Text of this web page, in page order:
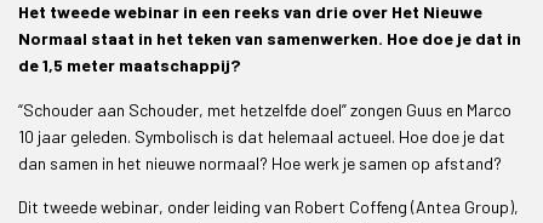
Het tweede webinar in een reeks van drie over Het Nieuwe
Normaal staat in het teken van samenwerken. Hoe doe je dat in
de 1,5 meter maatschappij?
“Schouder aan Schouder, met hetzelfde doel” zongen Guus en Marco
10 jaar geleden. Symbolisch is dat helemaal actueel. Hoe doe je dat
dan samen in het nieuwe normaal? Hoe werk je samen op afstand?
Dit tweede webinar, onder leiding van Robert Coffeng (Antea Group),